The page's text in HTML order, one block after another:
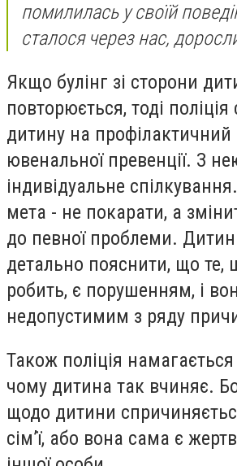
помилилась у своїй
сталося через нас,
Якщо булінг зі сторони
повторюється, тоді поліція
дитину на профілактичний
ювенальної превенції. З
індивідуальне
мета - не покарати, а
до певної проблеми.
детально пояснити, що те,
робить, є порушенням, і
недопустимим з ряду
Також поліція намагається
чому дитина так вчиняє.
щодо дитини
сім’ї, або вона сама є